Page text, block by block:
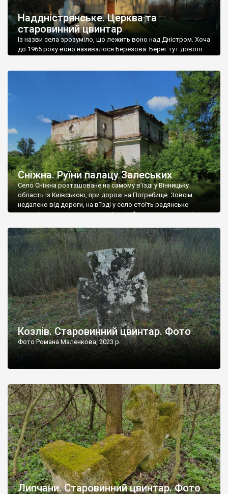
Наддністрянське. Церква та
старовинний цвинтар
Із назви села зрозуміло, що лежить воно над Дністром. Хоча
до 1965 року воно називалося Березова. Берег тут доволі
Наддністрянське відрізняється від більшості навколишніх
сіл. У селі є мурована Михайлівська церква. Точної дати […]
Сніжна. Руїни палацу Залеських
Село Сніжна розташоване на самому в’їзді у Вінницьку
область із Київською, при дорозі на Погребище. Зовсім
недалеко від дороги, на в’їзді у село стоїть радянське
рельєфне пано, яке показує жінку і яблуню, а трохи далі, десь
не видно, але видно дві стареньких колії у траві – […]
Козлів. Старовинний цвинтар. Фото
Фото Романа Маленкова, 2023 р.
Липчани. Старовинний цвинтар. Фото